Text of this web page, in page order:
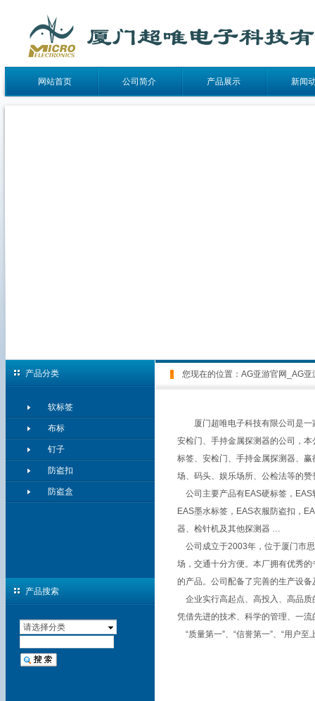
网站首页 公司简介 产品展示 新闻
厦门超唯电子科技有限公司是
安检门、手持金属探测器的公司，
标签、安检门、手持金属探测器、
场、码头、娱乐场所、公检法等的赞
公司主要产品有EAS硬标签，EAS
EAS墨水标签，EAS衣服防盗扣，
器、检针机及其他探测器 …
公司成立于2003年，位于厦门市
场，交通十分方便。本厂拥有优秀
的产品。公司配备了完善的生产设
企业实行高起点、高投入、高品质
凭借先进的技术、科学的管理、一
“质量第一”、“信誉第一”、“用户
产品搜索
请选择分类
您现在的位置： AG亚游官网_AG
产品分类
软标签
布标
钉子
防盗扣
防盗盒